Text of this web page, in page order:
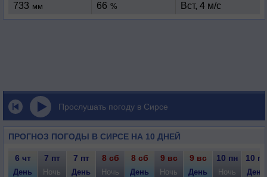
733 мм 66 % Вст, 4 м/с
Прослушать погоду в Сирсе
ПРОГНОЗ ПОГОДЫ В СИРСЕ НА 10 ДНЕЙ
6 чт 7 пт 7 пт 8 сб 8 сб 9 вс 9 вс 10 пн 10 пн
День Ночь День Ночь День Ночь День Ночь День